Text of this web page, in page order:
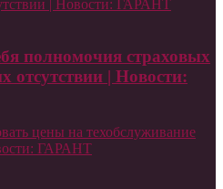
| Новости: ГАРАНТ
полномочия страховых
отсутствии | Новости:
цены на техобслуживание
ГАРАНТ